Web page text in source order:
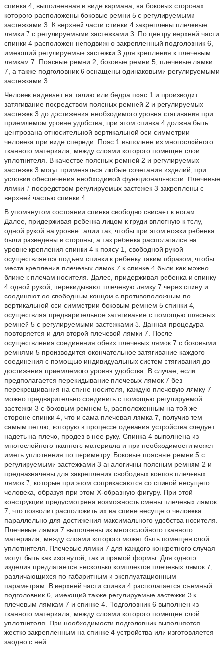
спинка 4, выполненная в виде кармана, на боковых сторонах
которого расположены боковые ремни 5 с регулируемыми
застежками 3. К верхней части спинки 4 закреплены плечевые
лямки 7 с регулируемыми застежками 3. По центру верхней части
спинки 4 расположен неподвижно закрепленный подголовник 6,
имеющий регулируемые застежки 3 для крепления к плечевым
лямкам 7. Поясные ремни 2, боковые ремни 5, плечевые лямки
7, а также подголовник 6 оснащены одинаковыми регулируемыми
застежками 3.
Человек надевает на талию или бедра пояс 1 и производит
затягивание посредством поясных ремней 2 и регулируемых
застежек 3 до достижения необходимого уровня стягивания при
приемлемом уровне удобства, при этом спинка 4 должна быть
центрована относительной вертикальной оси симметрии
человека при виде спереди. Пояс 1 выполнен из многослойного
тканного материала, между слоями которого помещен слой
уплотнителя. В качестве поясных ремней 2 и регулируемых
застежек 3 могут применяться любые сочетания изделий, при
условии обеспечения необходимой функциональности. Плечевые
лямки 7 посредством регулируемых застежек 3 закреплены с
верхней частью спинки 4.
В упомянутом состоянии спинка свободно свисает к ногам.
Далее, придерживая ребенка лицом к груди вплотную к телу,
одной рукой на уровне талии так, чтобы при этом ножки ребенка
были разведены в стороны, а таз ребенка располагался на
уровне крепления спинки 4 к поясу 1, свободной рукой
осуществляется подъем спинки к ребенку таким образом, чтобы
места крепления плечевых лямок 7 к спинке 4 были как можно
ближе к плечам носителя. Далее, придерживая ребенка и спинку
4 одной рукой, перекидывают плечевую лямку 7 через спину и
соединяют ее свободным концом с противоположным по
вертикальной оси симметрии боковым ремнем 5 спинки 4,
осуществляя предварительное затягивание с помощью поясных
ремней 5 с регулируемыми застежками 3. Данная процедура
повторяется и для второй плечевой лямки 7. После
осуществления соединения обеих плечевых лямок 7 с боковыми
ремнями 5 производится окончательное затягивание каждого
соединения с помощью индивидуальных систем стягивания до
достижения приемлемого уровня удобства. В случае, если
предполагается перекидывание плечевых лямок 7 без
перекрещивания на спине носителя, каждую плечевую лямку 7
можно предварительно соединить с помощью регулируемой
застежки 3 с боковым ремнем 5, расположенным на той же
стороне спинки 4, что и сама плечевая лямка 7, получив тем
самым петлю, которую в процессе одевания устройства следует
надеть на плечо, продев в нее руку. Спинка 4 выполнена из
многослойного тканного материала и при необходимости может
иметь уплотнения по периметру. Боковые поясные ремни 5 с
регулируемыми застежками 3 аналогичны поясным ремням 2 и
предназначены для закрепления свободных концов плечевых
лямок 7, которые при этом соприкасаются со спиной несущего
человека, образуя при этом Х-образную фигуру. При этой
конструкции предусмотрена возможность смены плечевых лямок
7, что позволит расположить их на спине несущего человека
параллельно для достижения максимального удобства носителя.
Плечевые лямки 7 выполнены из многослойного тканного
материала, между слоями которого может быть помещен слой
уплотнителя. Плечевые лямки 7 для каждого конкретного случая
могут быть как изогнутой, так и прямой формы. Для одного
изделия предлагается несколько комплектов плечевых лямок 7,
различающихся по габаритным и эксплуатационным
параметрам. В верхней части спинки 4 располагается съемный
подголовник 6, имеющий также регулируемые застежки 3 к
плечевым лямкам 7 и спинке 4. Подголовник 6 выполнен из
тканного материала, между слоями которого помещен слой
уплотнителя. При необходимости подголовник выполняется
жестко закрепленным на спинке 4 устройства или изготовляется
заодно с ней.